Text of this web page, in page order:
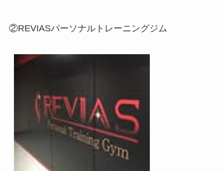
②REVIASパーソナルトレーニングジム